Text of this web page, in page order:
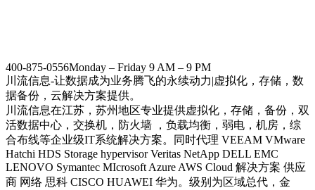
400-875-0556Monday – Friday 9 AM – 9 PM
川流信息-让数据成为业务腾飞的永续动力|虚拟化，存储，数
据备份，云解决方案提供。
川流信息在江苏，苏州地区专业提供虚拟化，存储，备份，双
活数据中心，交换机，防火墙 ，负载均衡，弱电，机房，综
合布线等企业级IT系统解决方案。同时代理 VEEAM VMware
Hatchi HDS Storage hypervisor Veritas NetApp DELL EMC
LENOVO Symantec MIcrosoft Azure AWS Cloud 解决方案 供应
商 网络 思科 CISCO HUAWEI 华为。级别为区域总代，金